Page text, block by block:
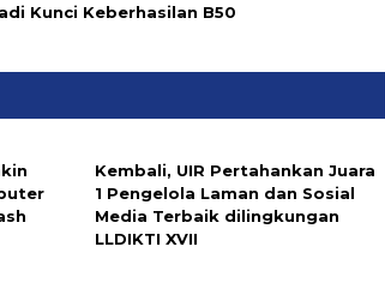
Kunci Keberhasilan B50
Kembali, UIR Pertahankan Juara
1 Pengelola Laman dan Sosial
Media Terbaik dilingkungan
LLDIKTI XVII